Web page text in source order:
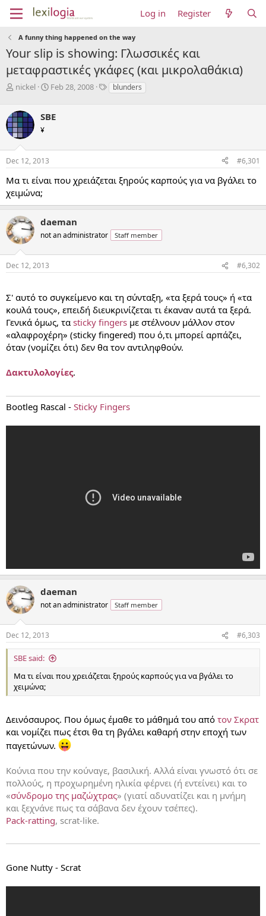
Log in Register
A funny thing happened on the way
Your slip is showing: Γλωσσικές και
μεταφραστικές γκάφες (και μικρολαθάκια)
T
e
a
d
s
t
a
r
t
e
r
nickel
S
r
a
e
Feb 28, 2008
Tblunders
SBE
¥
Dec 12, 2013 #6,301
Μα τι είναι που χρειάζεται ξηρούς καρπούς για να βγάλει το
χειμώνα;
daeman
not an administrator Staff member
Dec 12, 2013 #6,302
Σ' αυτό το συγκείμενο και τη σύνταξη, «τα ξερά τους» ή «τα
κουλά τους», επειδή διευκρινίζεται τι έκαναν αυτά τα ξερά.
Γενικά όμως, τα sticky fingers με στέλνουν μάλλον στον
«αλαφροχέρη» (sticky fingered) που ό,τι μπορεί αρπάζει,
όταν (νομίζει ότι) δεν θα τον αντιληφθούν.
Δακτυλολογίες.
Bootleg Rascal - Sticky Fingers
daeman
not an administrator Staff member
Dec 12, 2013 #6,303
SBE said:
Μα τι είναι που χρειάζεται ξηρούς καρπούς για να βγάλει το
χειμώνα;
Δεινόσαυρος. Που όμως έμαθε το μάθημά του από τον Σκρατ
και νομίζει πως έτσι θα τη βγάλει καθαρή στην εποχή των
παγετώνων.
Κούνια που την κούναγε, βασιλική. Αλλά είναι γνωστό ότι σε
πολλούς, η προχωρημένη ηλικία φέρνει (ή εντείνει) και το
«σύνδρομο της μαζώχτρας» (γιατί αδυνατίζει και η μνήμη
και ξεχνάνε πως τα σάβανα δεν έχουν τσέπες).
Pack-ratting, scrat-like.
Gone Nutty - Scrat